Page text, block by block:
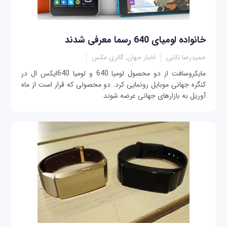
خانواده لومیای 640 رسما معرفی شدند
حمیدرضا تائبی اخبار جهان, گالری عکس
مایکروسافت از دو محصول لومیا 640 و لومیا 640ایکس ال در
کنگره جهانی موبایل رونمایی کرد. دو محصولی که قرار است از ماه
آوریل به بازارهای جهانی عرضه شوند.